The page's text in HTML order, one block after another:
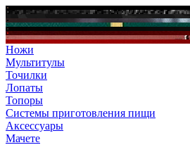
Ножи
Мультитулы
Точилки
Лопаты
Топоры
Системы приготовления пищи
Аксессуары
Мачете